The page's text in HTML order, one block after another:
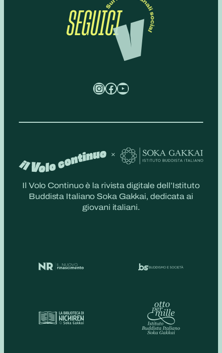
SEGUICI
InstagramFacebook YouTube
Il Volo Continuo è la rivista digitale dell’Istituto
Buddista Italiano Soka Gakkai, dedicata ai
giovani italiani.